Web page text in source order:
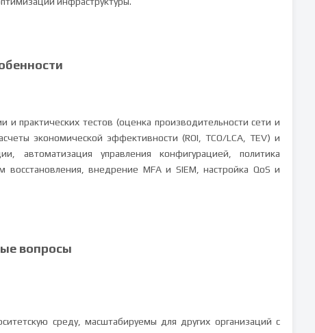
и практических тестов (оценка производительности сети и
экономической эффективности (ROI, TCO/LCA, TEV) и
автоматизация управления конфигурацией, политика
восстановления, внедрение MFA и SIEM, настройка QoS и
вопросы
среду, масштабируемы для других организаций с